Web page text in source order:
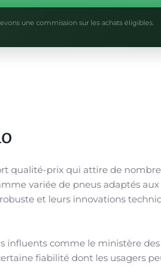
une commission sur les achats éligibles.
qualité-prix qui attire de
variée de pneus adaptés
et leurs innovations
influents comme le ministère
fiabilité dont les usagers